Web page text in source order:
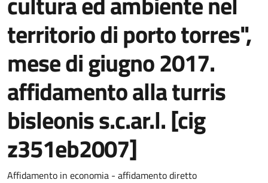
territorio di porto torres",
mese di giugno 2017.
affidamento alla turris
bisleonis s.c.ar.l. [cig
z351eb2007]
Dettaglio del documento
Affidamento in economia - affidamento diretto